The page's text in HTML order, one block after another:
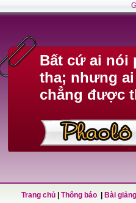
Bất cứ ai nói
tha; nhưng
chẳng được
Trang chủ Thông báo Bài